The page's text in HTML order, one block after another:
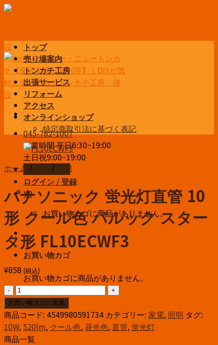
Skip
045-782-1007
営業時間 平日6:30~19:00
土日祝9:00~19:00
お問い合わせ
ログイン / 登録
¥0
お買い物カゴに商品がありません。
お買い物カゴ
お買い物カゴに商品がありません。
トップ
売り場案内
トンカチ工房
出張サービス
リフォーム
アクセス
オンラインショップ
特定商取引法に基づく表記
ホーム / / 照明
パナソニック 蛍光灯直管 10
形 クール色 パルック スター
タ形 FL10ECWF3
¥858 (税込)
パ
ナ
ソ
ニ
ッ
お買い物カゴに追加
商品コード: 4549980591734 カテゴリー: 家電, 照明 タグ:
10W, 520lm, クール色, 昼光色, 直管,蛍光灯
商品一覧